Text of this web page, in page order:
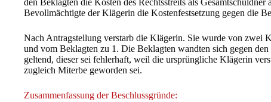
Bevollmächtigte der Klägerin die Kostenfestsetzung gegen die
Nach Antragstellung verstarb die Klägerin. Sie wurde von zwei
und vom Beklagten zu 1. Die Beklagten wandten sich gegen den
geltend, dieser sei fehlerhaft, weil die ursprüngliche Klägerin
zugleich Miterbe geworden sei.
Zusammenfassung der Beschlussgründe: